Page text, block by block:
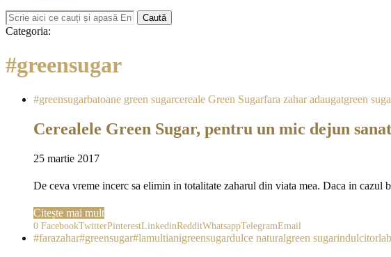
Caută
Categoria:
#greensugar
#greensugarbatoane green sugarcereale Green Sugarfara zahar adaugatgreen
Cerealele Green Sugar, pentru un mic dejun
25 martie 2017
De ceva vreme incerc sa elimin in totalitate zaharul din viata mea. Daca in cazul
Citește mai mult
0 FacebookTwitterPinterestLinkedinRedditWhatsappTelegramEmail
#farazahar#greensugar#lamultianigreensugardulce naturalgreen sugarindulcitor